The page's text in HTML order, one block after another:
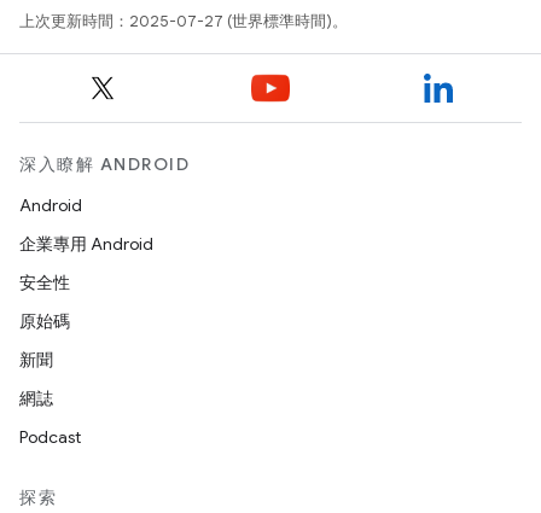
上次更新時間：2025-07-27 (世界標準時間)。
深入瞭解 ANDROID
Android
企業專用 Android
安全性
原始碼
新聞
網誌
Podcast
探索